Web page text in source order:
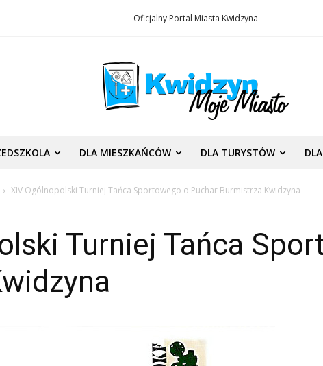
Oficjalny Portal Miasta Kwidzyna
DLA MIESZKAŃCÓW DLA TURYSTÓW
XIV Ogólnopolski Turniej Tańca Sportowego o Puchar Burmistrza Kwidzyna
Turniej Tańca